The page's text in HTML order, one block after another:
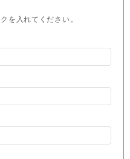
を入れてください。